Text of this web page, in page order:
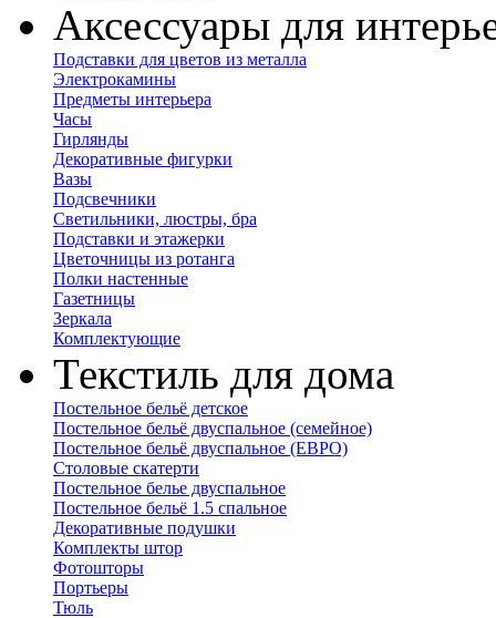
Аксессуары для
Подставки для цветов из металла
Электрокамины
Предметы интерьера
Часы
Гирлянды
Декоративные фигурки
Вазы
Подсвечники
Светильники, люстры, бра
Подставки и этажерки
Цветочницы из ротанга
Полки настенные
Газетницы
Зеркала
Комплектующие
Текстиль для дома
Постельное бельё детское
Постельное бельё двуспальное (семейное)
Постельное бельё двуспальное (ЕВРО)
Столовые скатерти
Постельное белье двуспальное
Постельное бельё 1.5 спальное
Декоративные подушки
Комплекты штор
Фотошторы
Портьеры
Тюль